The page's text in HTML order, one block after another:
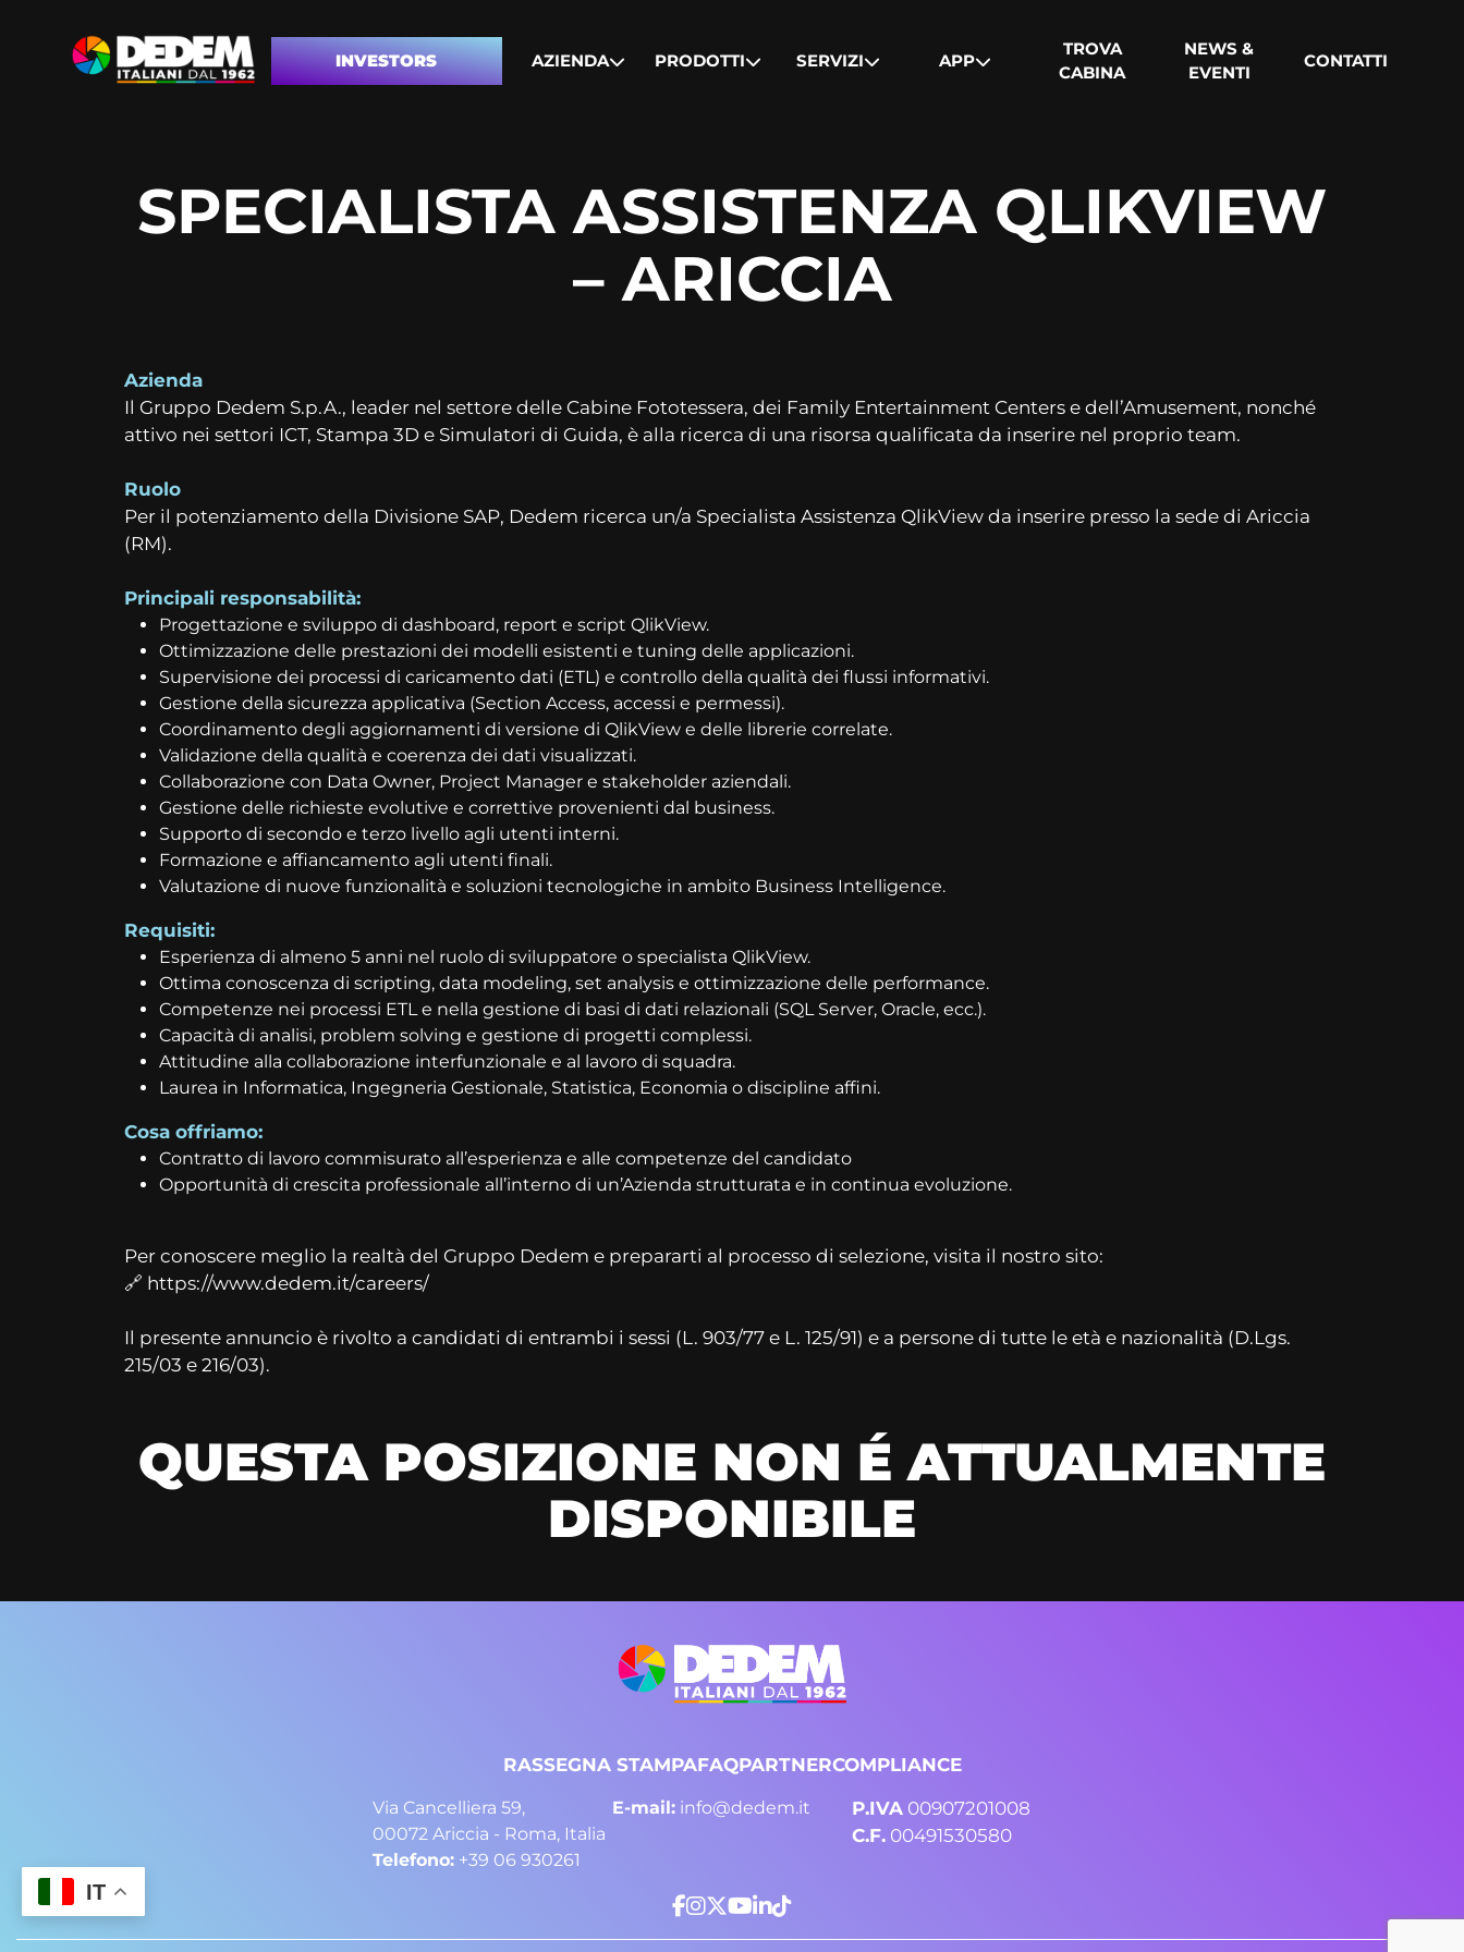
INVESTORS AZIENDA PRODOTTI SERVIZI APP
TROVA
CABINA
NEWS &
EVENTI
CONTATTI
SPECIALISTA ASSISTENZA QLIKVIEW
– ARICCIA
Azienda
Il Gruppo Dedem S.p.A., leader nel settore delle Cabine Fototessera, dei Family Entertainment Centers e dell’Amusement, nonché
attivo nei settori ICT, Stampa 3D e Simulatori di Guida, è alla ricerca di una risorsa qualificata da inserire nel proprio team.
Ruolo
Per il potenziamento della Divisione SAP, Dedem ricerca un/a Specialista Assistenza QlikView da inserire presso la sede di Ariccia
(RM).
Principali responsabilità:
Progettazione e sviluppo di dashboard, report e script QlikView.
Ottimizzazione delle prestazioni dei modelli esistenti e tuning delle applicazioni.
Supervisione dei processi di caricamento dati (ETL) e controllo della qualità dei flussi informativi.
Gestione della sicurezza applicativa (Section Access, accessi e permessi).
Coordinamento degli aggiornamenti di versione di QlikView e delle librerie correlate.
Validazione della qualità e coerenza dei dati visualizzati.
Collaborazione con Data Owner, Project Manager e stakeholder aziendali.
Gestione delle richieste evolutive e correttive provenienti dal business.
Supporto di secondo e terzo livello agli utenti interni.
Formazione e affiancamento agli utenti finali.
Valutazione di nuove funzionalità e soluzioni tecnologiche in ambito Business Intelligence.
Requisiti:
Esperienza di almeno 5 anni nel ruolo di sviluppatore o specialista QlikView.
Ottima conoscenza di scripting, data modeling, set analysis e ottimizzazione delle performance.
Competenze nei processi ETL e nella gestione di basi di dati relazionali (SQL Server, Oracle, ecc.).
Capacità di analisi, problem solving e gestione di progetti complessi.
Attitudine alla collaborazione interfunzionale e al lavoro di squadra.
Laurea in Informatica, Ingegneria Gestionale, Statistica, Economia o discipline affini.
Cosa offriamo:
Contratto di lavoro commisurato all’esperienza e alle competenze del candidato
Opportunità di crescita professionale all’interno di un’Azienda strutturata e in continua evoluzione.
Per conoscere meglio la realtà del Gruppo Dedem e prepararti al processo di selezione, visita il nostro sito:
🔗 https://www.dedem.it/careers/
Il presente annuncio è rivolto a candidati di entrambi i sessi (L. 903/77 e L. 125/91) e a persone di tutte le età e nazionalità (D.Lgs.
215/03 e 216/03).
QUESTA POSIZIONE NON É ATTUALMENTE
DISPONIBILE
RASSEGNA STAMPAFAQPARTNERCOMPLIANCE
Via Cancelliera 59,
00072 Ariccia - Roma, Italia
Telefono: +39 06 930261
E-mail: info@dedem.it P.IVA 00907201008
C.F. 00491530580
IT